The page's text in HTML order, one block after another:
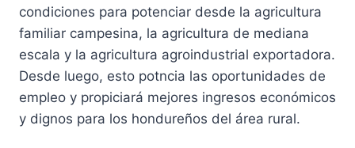
condiciones para potenciar desde la agricultura
familiar campesina, la agricultura de mediana
escala y la agricultura agroindustrial exportadora.
Desde luego, esto potncia las oportunidades de
empleo y propiciará mejores ingresos económicos
y dignos para los hondureños del área rural.